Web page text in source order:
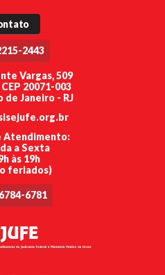
2443
Vargas, 509
20071-003
de Janeiro - RJ
Atendimento:
a Sexta
às 19h
feriados)
6781